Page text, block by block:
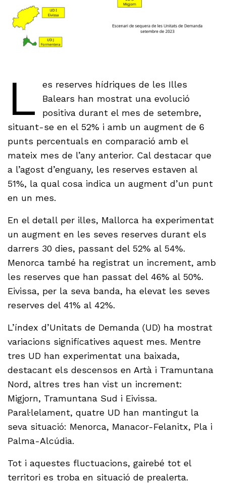
L
es reserves hídriques de les Illes
Balears han mostrat una evolució
positiva durant el mes de setembre,
situant-se en el 52% i amb un augment de 6
punts percentuals en comparació amb el
mateix mes de l’any anterior. Cal destacar que
a l’agost d’enguany, les reserves estaven al
51%, la qual cosa indica un augment d’un punt
en un mes.
En el detall per illes, Mallorca ha experimentat
un augment en les seves reserves durant els
darrers 30 dies, passant del 52% al 54%.
Menorca també ha registrat un increment, amb
les reserves que han passat del 46% al 50%.
Eivissa, per la seva banda, ha elevat les seves
reserves del 41% al 42%.
L’índex d’Unitats de Demanda (UD) ha mostrat
variacions significatives aquest mes. Mentre
tres UD han experimentat una baixada,
destacant els descensos en Artà i Tramuntana
Nord, altres tres han vist un increment:
Migjorn, Tramuntana Sud i Eivissa.
Paral·lelament, quatre UD han mantingut la
seva situació: Menorca, Manacor-Felanitx, Pla i
Palma-Alcúdia.
Tot i aquestes fluctuacions, gairebé tot el
territori es troba en situació de prealerta.